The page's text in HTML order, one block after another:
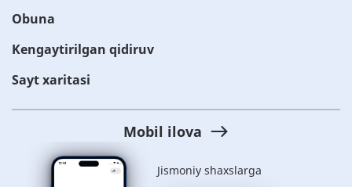
Obuna
Kengaytirilgan qidiruv
Sayt xaritasi
Mobil ilova
Jismoniy shaxslarga